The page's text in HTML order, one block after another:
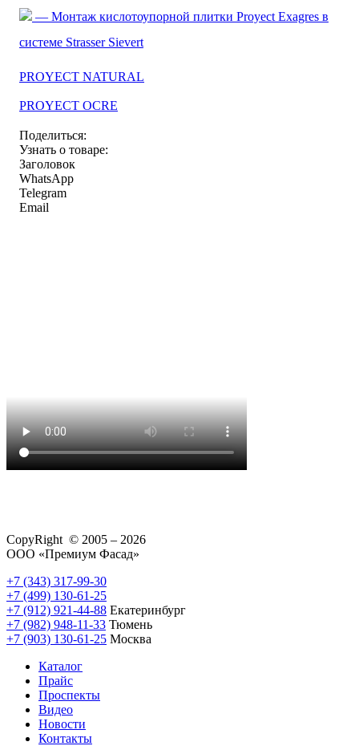
— Монтаж кислотоупорной плитки Proyect Exagres в
системе Strasser Sievert
PROYECT NATURAL
PROYECT OCRE
Поделиться:
Узнать о товаре:
Заголовок
WhatsApp
Telegram
Email
CopyRight © 2005 – 2026
ООО «Премиум Фасад»
+7 (343) 317-99-30
+7 (499) 130-61-25
+7 (912) 921-44-88 Екатеринбург
+7 (982) 948-11-33 Тюмень
+7 (903) 130-61-25 Москва
Каталог
Прайс
Проспекты
Видео
Новости
Контакты